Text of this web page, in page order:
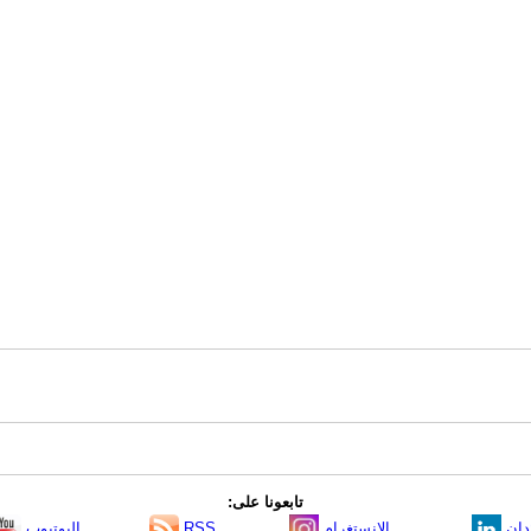
تابعونا على: